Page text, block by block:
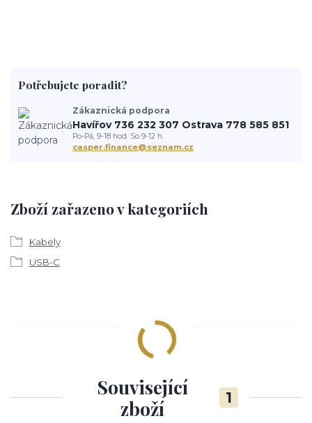
Zboží zařazeno v kategoriích
Kabely
USB-C
Potřebujete poradit?
Zákaznická podpora
Havířov 736 232 307 Ostrava 778 585 851
Po-Pá, 9-18 hod. So 9-12 h.
casper.finance@seznam.cz
Související
zboží
1